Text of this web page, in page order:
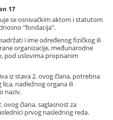
17
se osnivačkim aktom i statutom
"fondacija".
i ime određenog fizičkog ili
organizacije, međunarodne
pod uslovima propisanim
iz stava 2. ovog člana, potrebna
lica, nadležnog organa ili
naziv.
ovog člana, saglasnost za
prvog naslednog reda.